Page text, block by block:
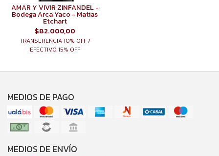
AMAR Y VIVIR ZINFANDEL -
Bodega Arca Yaco - Matias
Etchart
$82.000,00
TRANSERENCIA 10% OFF /
EFECTIVO 15% OFF
MEDIOS DE PAGO
MEDIOS DE ENVÍO